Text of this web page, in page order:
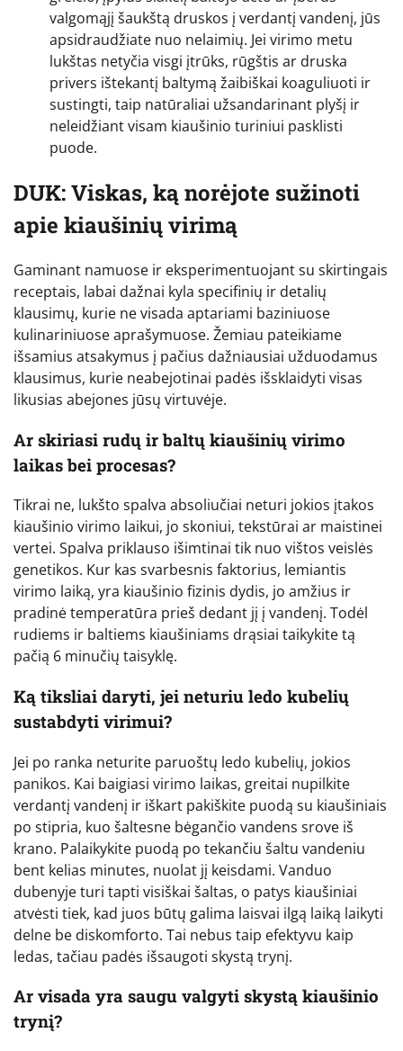
valgomąjį šaukštą druskos į verdantį vandenį, jūs
apsidraudžiate nuo nelaimių. Jei virimo metu
lukštas netyčia visgi įtrūks, rūgštis ar druska
privers ištekantį baltymą žaibiškai koaguliuoti ir
sustingti, taip natūraliai užsandarinant plyšį ir
neleidžiant visam kiaušinio turiniui pasklisti
puode.
DUK: Viskas, ką norėjote sužinoti
apie kiaušinių virimą
Gaminant namuose ir eksperimentuojant su skirtingais
receptais, labai dažnai kyla specifinių ir detalių
klausimų, kurie ne visada aptariami baziniuose
kulinariniuose aprašymuose. Žemiau pateikiame
išsamius atsakymus į pačius dažniausiai užduodamus
klausimus, kurie neabejotinai padės išsklaidyti visas
likusias abejones jūsų virtuvėje.
Ar skiriasi rudų ir baltų kiaušinių virimo
laikas bei procesas?
Tikrai ne, lukšto spalva absoliučiai neturi jokios įtakos
kiaušinio virimo laikui, jo skoniui, tekstūrai ar maistinei
vertei. Spalva priklauso išimtinai tik nuo vištos veislės
genetikos. Kur kas svarbesnis faktorius, lemiantis
virimo laiką, yra kiaušinio fizinis dydis, jo amžius ir
pradinė temperatūra prieš dedant jį į vandenį. Todėl
rudiems ir baltiems kiaušiniams drąsiai taikykite tą
pačią 6 minučių taisyklę.
Ką tiksliai daryti, jei neturiu ledo kubelių
sustabdyti virimui?
Jei po ranka neturite paruoštų ledo kubelių, jokios
panikos. Kai baigiasi virimo laikas, greitai nupilkite
verdantį vandenį ir iškart pakiškite puodą su kiaušiniais
po stipria, kuo šaltesne bėgančio vandens srove iš
krano. Palaikykite puodą po tekančiu šaltu vandeniu
bent kelias minutes, nuolat jį keisdami. Vanduo
dubenyje turi tapti visiškai šaltas, o patys kiaušiniai
atvėsti tiek, kad juos būtų galima laisvai ilgą laiką laikyti
delne be diskomforto. Tai nebus taip efektyvu kaip
ledas, tačiau padės išsaugoti skystą trynį.
Ar visada yra saugu valgyti skystą kiaušinio
trynį?